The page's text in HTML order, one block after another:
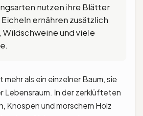
nutzen ihre Blätter
Eicheln ernähren zusätzlich
Wildschweine und viele
mehr als ein einzelner Baum, sie
Lebensraum. In der zerklüfteten
Knospen und morschem Holz